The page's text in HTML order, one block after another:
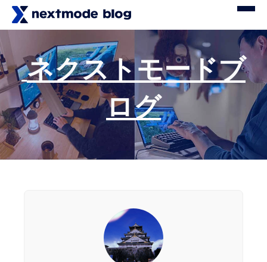
ネクストモードブ
ログ